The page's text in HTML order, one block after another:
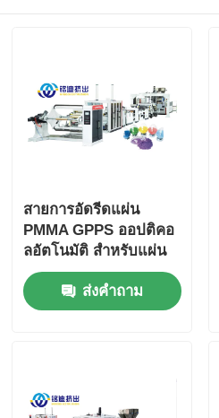
สายการอัดรีดแผ่น
PMMA GPPS ออปติคอ
ลอัตโนมัติ สำหรับแผ่น
กระจกใส 550 กก./ชม.
700 กก./ชม. 900 กก./
ชม.
ส่งคำถาม